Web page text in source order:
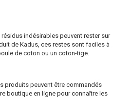
indésirables peuvent rester sur
de Kadus, ces restes sont faciles à
de coton ou un coton-tige.
produits peuvent être commandés
boutique en ligne pour connaître les